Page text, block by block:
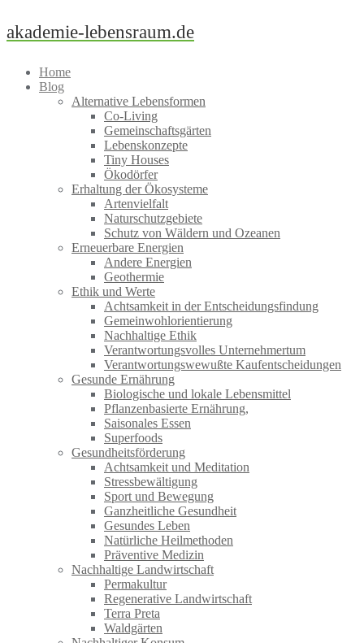
Skip
to
akademie-lebensraum.de
Home
Blog
Alternative Lebensformen
Co-Living
Gemeinschaftsgärten
Lebenskonzepte
Tiny Houses
Ökodörfer
Erhaltung der Ökosysteme
Artenvielfalt
Naturschutzgebiete
Schutz von Wäldern und Ozeanen
Erneuerbare Energien
Andere Energien
Geothermie
Ethik und Werte
Achtsamkeit in der Entscheidungsfindung
Gemeinwohlorientierung
Nachhaltige Ethik
Verantwortungsvolles Unternehmertum
Verantwortungswewußte Kaufentscheidungen
Gesunde Ernährung
Biologische und lokale Lebensmittel
Pflanzenbasierte Ernährung,
Saisonales Essen
Superfoods
Gesundheitsförderung
Achtsamkeit und Meditation
Stressbewältigung
Sport und Bewegung
Ganzheitliche Gesundheit
Gesundes Leben
Natürliche Heilmethoden
Präventive Medizin
Nachhaltige Landwirtschaft
Permakultur
Regenerative Landwirtschaft
Terra Preta
Waldgärten